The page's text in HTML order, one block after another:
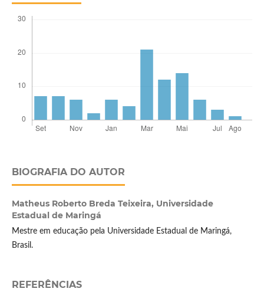
BIOGRAFIA DO AUTOR
Matheus Roberto Breda Teixeira, Universidade
Estadual de Maringá
Mestre em educação pela Universidade Estadual de Maringá,
Brasil.
REFERÊNCIAS